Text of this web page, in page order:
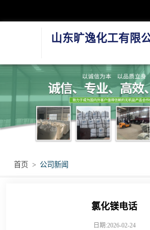
山东旷逸化工有限
首页 > 公司新闻
氯化镁电话
日期:2026-02-24
硫酸镁系列
氯化镁系列
氯化钙系列